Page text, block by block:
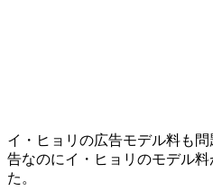
イ・ヒョリの広告モデル料も
告なのにイ・ヒョリのモデル
た。